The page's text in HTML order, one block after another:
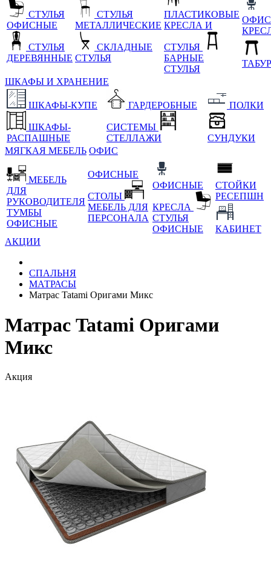
СТУЛЬЯ
ОФИСНЫЕ
СТУЛЬЯ
ДЕРЕВЯННЫЕ
СТУЛЬЯ
МЕТАЛЛИЧЕСКИЕ
СКЛАДНЫЕ
СТУЛЬЯ
ПЛАСТИКОВЫЕ
КРЕСЛА И
СТУЛЬЯ
БАРНЫЕ
СТУЛЬЯ
ШКАФЫ И ХРАНЕНИЕ
ШКАФЫ-КУПЕ
ШКАФЫ-
РАСПАШНЫЕ
ГАРДЕРОБНЫЕ
СИСТЕМЫ
СТЕЛЛАЖИ
ПОЛКИ
СУНДУКИ
МЯГКАЯ МЕБЕЛЬ ОФИС
МЕБЕЛЬ
ДЛЯ
РУКОВОДИТЕЛЯ
ТУМБЫ
ОФИСНЫЕ
ОФИСНЫЕ
СТОЛЫ
МЕБЕЛЬ ДЛЯ
ПЕРСОНАЛА
ОФИСНЫЕ
КРЕСЛА
СТУЛЬЯ
ОФИСНЫЕ
СТОЙКИ
РЕСЕПШН
КАБИНЕТ
АКЦИИ
СПАЛЬНЯ
МАТРАСЫ
Матрас Tatami Оригами Микс
Матрас Tatami Оригами
Микс
Акция